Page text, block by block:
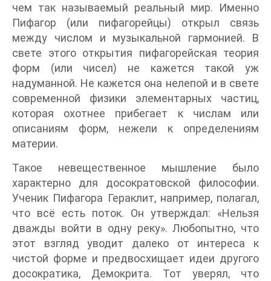
чем так называемый реальный мир. Именно
Пифагор (или пифагорейцы) открыл связь
между числом и музыкальной гармонией. В
свете этого открытия пифагорейская теория
форм (или чисел) не кажется такой уж
надуманной. Не кажется она нелепой и в свете
современной физики элементарных частиц,
которая охотнее прибегает к числам или
описаниям форм, нежели к определениям
материи.
Такое невещественное мышление было
характерно для досократовской философии.
Ученик Пифагора Гераклит, например, полагал,
что всё есть поток. Он утверждал: «Нельзя
дважды войти в одну реку». Любопытно, что
этот взгляд уводит далеко от интереса к
чистой форме и предвосхищает идеи другого
досократика, Демокрита. Тот уверял, что